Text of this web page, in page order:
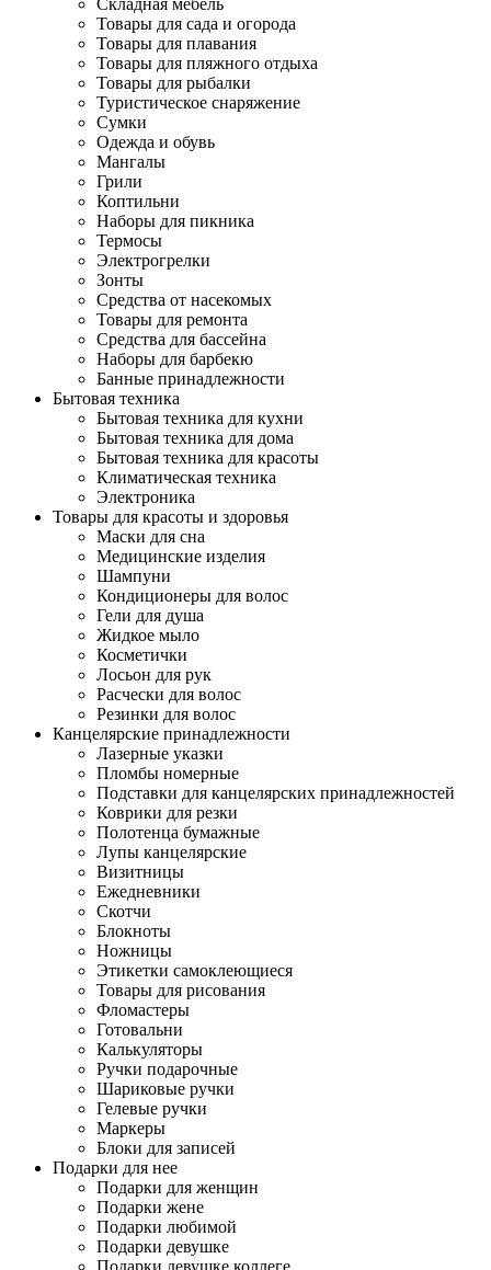
Складная мебель
Товары для сада и огорода
Товары для плавания
Товары для пляжного отдыха
Товары для рыбалки
Туристическое снаряжение
Сумки
Одежда и обувь
Мангалы
Грили
Коптильни
Наборы для пикника
Термосы
Электрогрелки
Зонты
Средства от насекомых
Товары для ремонта
Средства для бассейна
Наборы для барбекю
Банные принадлежности
Бытовая техника
Бытовая техника для кухни
Бытовая техника для дома
Бытовая техника для красоты
Климатическая техника
Электроника
Товары для красоты и здоровья
Маски для сна
Медицинские изделия
Шампуни
Кондиционеры для волос
Гели для душа
Жидкое мыло
Косметички
Лосьон для рук
Расчески для волос
Резинки для волос
Канцелярские принадлежности
Лазерные указки
Пломбы номерные
Подставки для канцелярских принадлежностей
Коврики для резки
Полотенца бумажные
Лупы канцелярские
Визитницы
Ежедневники
Скотчи
Блокноты
Ножницы
Этикетки самоклеющиеся
Товары для рисования
Фломастеры
Готовальни
Калькуляторы
Ручки подарочные
Шариковые ручки
Гелевые ручки
Маркеры
Блоки для записей
Подарки для нее
Подарки для женщин
Подарки жене
Подарки любимой
Подарки девушке
Подарки девушке коллеге